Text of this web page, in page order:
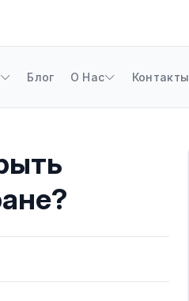
Блог О Нас Контакты